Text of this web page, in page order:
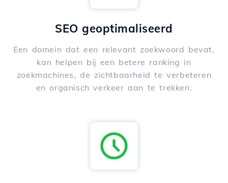
SEO geoptimaliseerd
Een domein dat een relevant zoekwoord bevat,
kan helpen bij een betere ranking in
zoekmachines, de zichtbaarheid te verbeteren
en organisch verkeer aan te trekken.